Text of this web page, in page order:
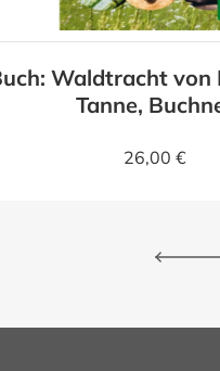
Waldtracht von
Tanne,
26,00 €